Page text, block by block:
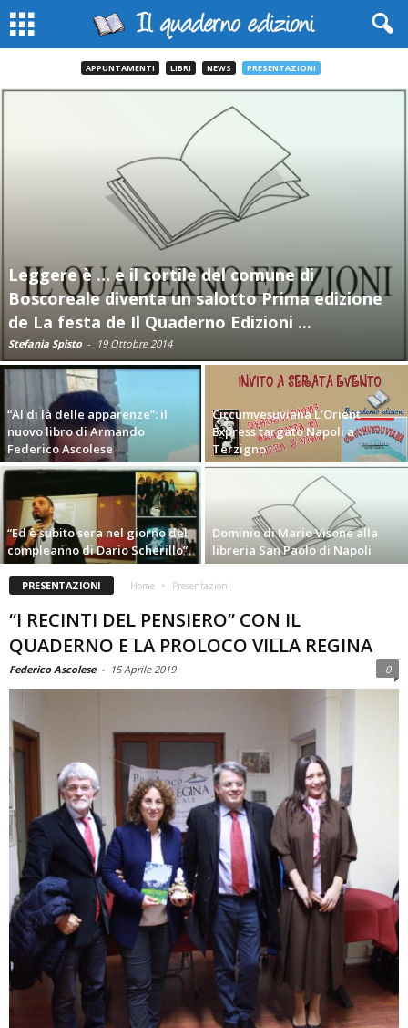
APPUNTAMENTI LIBRI NEWS PRESENTAZIONI
Leggere è … e il cortile del comune di
Boscoreale diventa un salotto Prima edizione
de La festa de Il Quaderno Edizioni ...
Stefania Spisto - 19 Ottobre 2014
“Al di là delle apparenze”: il
nuovo libro di Armando
Federico Ascolese
Circumvesuviana L’Orient
Express targato Napoli a
Terzigno
“Ed è subito sera nel giorno del
compleanno di Dario Scherillo”.
Dominio di Mario Visone alla
libreria San Paolo di Napoli
PRESENTAZIONI Home Presentazioni
“I RECINTI DEL PENSIERO” CON IL
QUADERNO E LA PROLOCO VILLA REGINA
Federico Ascolese - 15 Aprile 2019 0